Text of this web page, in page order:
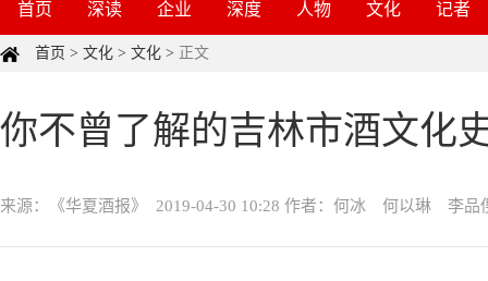
首页 深读 企业 深度 人物 文化 记者
首页 > 文化 > 文化 > 正文
你不曾了解的吉林市酒文化
来源：《华夏酒报》 2019-04-30 10:28 作者：何冰 何以琳 李品